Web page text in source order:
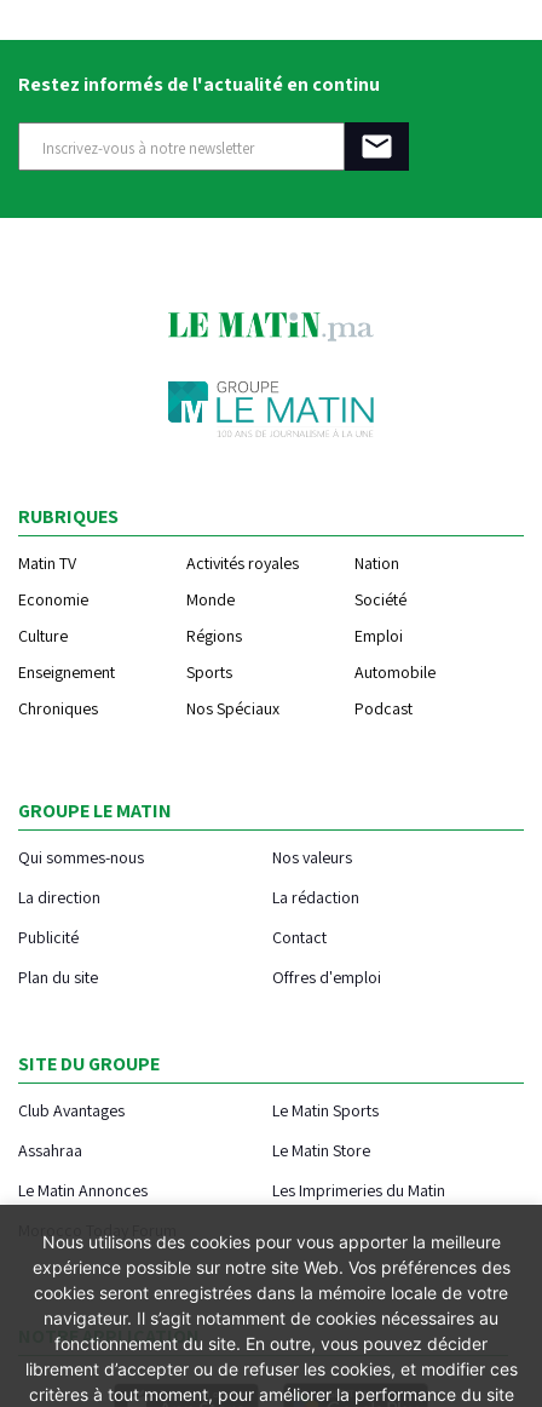
Restez informés de l'actualité en continu
RUBRIQUES
Matin TV Activités royales
Nation
Economie
Monde
Société
Culture
Régions
Emploi
Enseignement
Sports
Automobile
Chroniques
Nos Spéciaux Podcast
GROUPE LE MATIN
Qui sommes-nous
Nos valeurs
La direction
La rédaction
Publicité
Contact
Plan du site
Offres d'emploi
SITE DU GROUPE
Club Avantages
Le Matin Sports
Assahraa
Le Matin Store
Le Matin Annonces
Les Imprimeries du Matin
Morocco Today Forum
NOTRE APPLICATION
Nous utilisons des cookies pour vous apporter la meilleure
expérience possible sur notre site Web. Vos préférences des
cookies seront enregistrées dans la mémoire locale de votre
navigateur. Il s’agit notamment de cookies nécessaires au
fonctionnement du site. En outre, vous pouvez décider
librement d’accepter ou de refuser les cookies, et modifier ces
critères à tout moment, pour améliorer la performance du site